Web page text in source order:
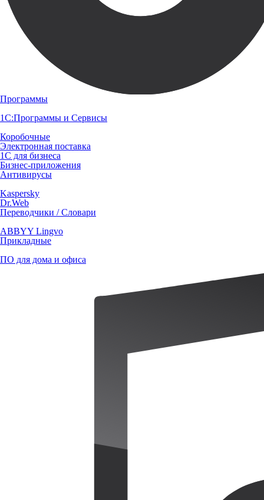
Программы
1С:Программы и Сервисы
Коробочные
Электронная поставка
1С для бизнеса
Бизнес-приложения
Антивирусы
Kaspersky
Dr.Web
Переводчики / Словари
ABBYY Lingvo
Прикладные
ПО для дома и офиса